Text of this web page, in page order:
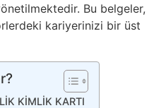
Bu belgeler,
kariyerinizi bir üst
KİMLİK KARTI